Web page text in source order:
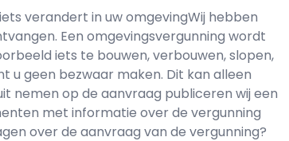
verandert in uw omgevingWij hebben
Een omgevingsvergunning wordt
iets te bouwen, verbouwen, slopen,
u geen bezwaar maken. Dit kan alleen
nemen op de aanvraag publiceren wij een
met informatie over de vergunning
over de aanvraag van de vergunning?